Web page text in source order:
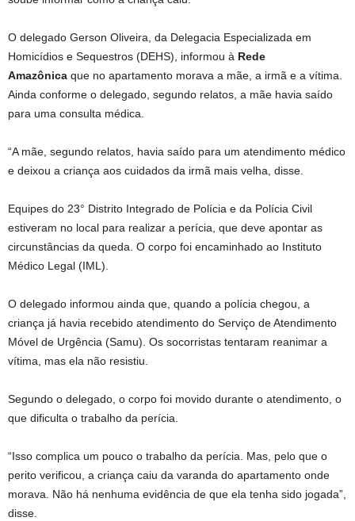
O delegado Gerson Oliveira, da Delegacia Especializada em
Homicídios e Sequestros (DEHS), informou à Rede
Amazônica que no apartamento morava a mãe, a irmã e a vítima.
Ainda conforme o delegado, segundo relatos, a mãe havia saído
para uma consulta médica.
“A mãe, segundo relatos, havia saído para um atendimento médico
e deixou a criança aos cuidados da irmã mais velha, disse.
Equipes do 23° Distrito Integrado de Polícia e da Polícia Civil
estiveram no local para realizar a perícia, que deve apontar as
circunstâncias da queda. O corpo foi encaminhado ao Instituto
Médico Legal (IML).
O delegado informou ainda que, quando a polícia chegou, a
criança já havia recebido atendimento do Serviço de Atendimento
Móvel de Urgência (Samu). Os socorristas tentaram reanimar a
vítima, mas ela não resistiu.
Segundo o delegado, o corpo foi movido durante o atendimento, o
que dificulta o trabalho da perícia.
“Isso complica um pouco o trabalho da perícia. Mas, pelo que o
perito verificou, a criança caiu da varanda do apartamento onde
morava. Não há nenhuma evidência de que ela tenha sido jogada”,
disse.